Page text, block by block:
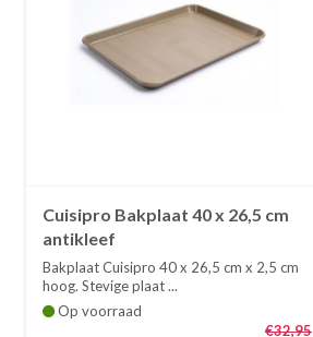
Cuisipro Bakplaat 40 x 26,5 cm
antikleef
Bakplaat Cuisipro 40 x 26,5 cm x 2,5 cm
hoog. Stevige plaat ...
Op voorraad
€32,95